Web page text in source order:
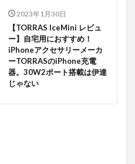
2023年1月30日
【TORRAS IceMini レビュ
ー】自宅用におすすめ！
iPhoneアクセサリーメーカ
ーTORRASのiPhone充電
器。30W2ポート搭載は伊達
じゃない